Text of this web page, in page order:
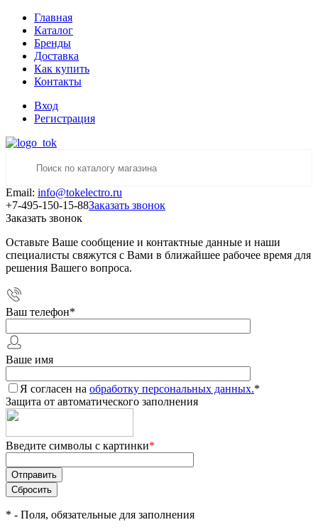
Главная
Каталог
Бренды
Доставка
Как купить
Контакты
Вход
Регистрация
Email: info@tokelectro.ru
+7-495-150-15-88Заказать звонок
Заказать звонок
Оставьте Ваше сообщение и контактные данные и наши
специалисты свяжутся с Вами в ближайшее рабочее время для
решения Вашего вопроса.
Ваш телефон*
Ваше имя
Я согласен на обработку персональных данных.*
Защита от автоматического заполнения
Введите символы с картинки*
* - Поля, обязательные для заполнения